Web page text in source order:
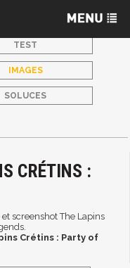
TEST
IMAGES
SOLUCES
CRÉTINS :
screenshot The Lapins
Crétins : Party of